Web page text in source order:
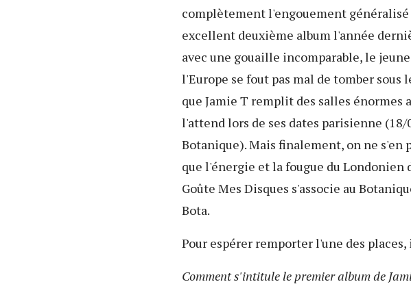
complètement l'engouement
excellent deuxième album l'année
avec une gouaille incomparable, le
l'Europe se fout pas mal de tomber
que Jamie T remplit des salles énormes
l'attend lors de ses dates parisienne
Botanique). Mais finalement, on ne s'en
que l'énergie et la fougue du Londonien
Goûte Mes Disques s'associe au
Bota.
Pour espérer remporter l'une des
Comment s'intitule le premier album de